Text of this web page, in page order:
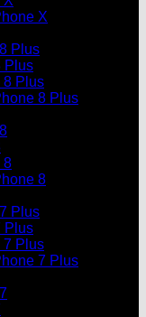
X
Plus
Plus
8 Plus
8 Plus
8
8
Plus
Plus
7 Plus
7 Plus